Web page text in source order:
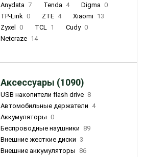
Anydata 7 Tenda 4 Digma 0
TP-Link 0 ZTE 4 Xiaomi 13
Zyxel
0 TCL 1 Cudy 0
Netcraze 14
Аксессуары (1090)
USB накопители flash drive 8
Автомобильные держатели 4
Аккумуляторы 0
Беспроводные наушники 89
Внешние жесткие диски 3
Внешние аккумуляторы 86